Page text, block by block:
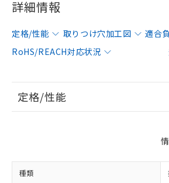
詳細情報
定格/性能 取りつけ穴加工図 適合
RoHS/REACH対応状況
定格/性能
種類